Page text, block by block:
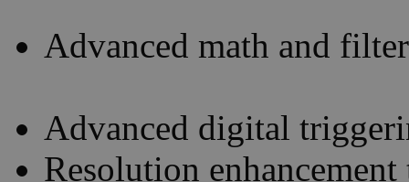
Advanced math and
Advanced digital
Resolution